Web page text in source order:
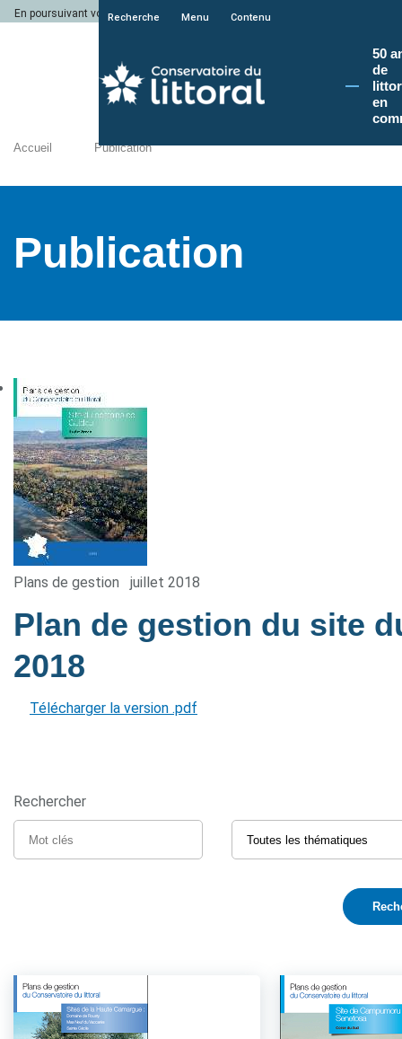
En poursuivant votre navigation sur le site du Conservatoire du littoral, vous
Recherche Menu Contenu
50
de
en
Accueil Publication
Publication
Plans de gestion juillet 2018
Plan de gestion du site
2018
Télécharger la version .pdf
Rechercher